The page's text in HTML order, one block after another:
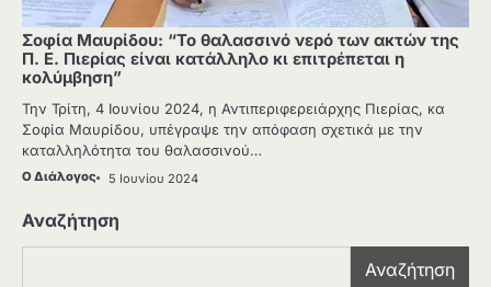
Σοφία Μαυρίδου: “Το θαλασσινό νερό των ακτών της
Π. Ε. Πιερίας είναι κατάλληλο κι επιτρέπεται η
κολύμβηση”
Την Τρίτη, 4 Ιουνίου 2024, η Αντιπεριφερειάρχης Πιερίας, κα
Σοφία Μαυρίδου, υπέγραψε την απόφαση σχετικά με την
καταλληλότητα του θαλασσινού…
Ο Διάλογος 5 Ιουνίου 2024
Αναζήτηση
Αναζήτηση